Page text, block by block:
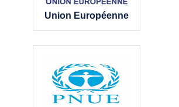
Union Européenne